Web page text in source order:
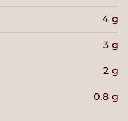
4 g
3 g
2 g
0.8 g